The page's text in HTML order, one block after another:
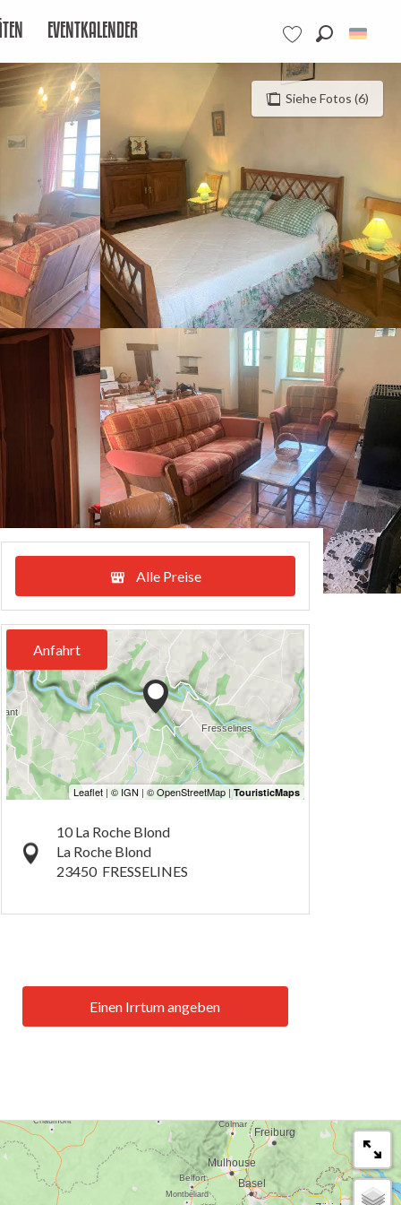
Voir les favoris
EVENTKALENDER
Siehe Fotos (6)
Alle Preise
Anfahrt
10 La Roche Blond
La Roche Blond
23450 FRESSELINES
Einen Irrtum angeben